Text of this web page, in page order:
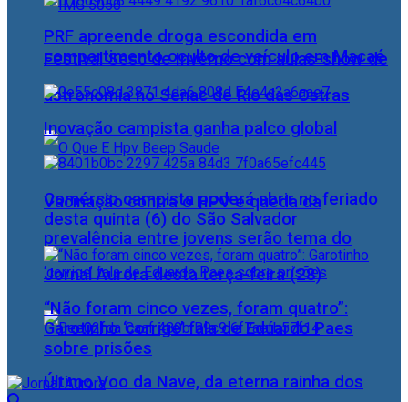
Festival Sesc de Inverno com aulas-show de
astronomia no Senac de Rio das Ostras
Vacinação contra o HPV e queda da
prevalência entre jovens serão tema do
Jornal Aurora desta terça-feira (28)
Último Voo da Nave, da eterna rainha dos
PRF apreende droga escondida em
compartimento oculto de veículo em Macaé
Inovação campista ganha palco global
Comércio campista poderá abrir no feriado
desta quinta (6) do São Salvador
“Não foram cinco vezes, foram quatro”:
Garotinho ‘corrige’ fala de Eduardo Paes
sobre prisões